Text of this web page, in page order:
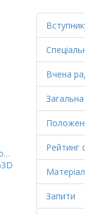
Вчена
Рейтинг
Запити